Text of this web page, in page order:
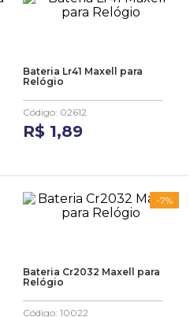
Bateria Lr41 Maxell para
Relógio
Código: 02612
R$ 1,89
-7%
Bateria Cr2032 Maxell para
Relógio
Código: 10022